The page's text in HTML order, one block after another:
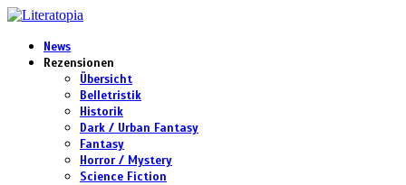
News
Rezensionen
Übersicht
Belletristik
Historik
Dark / Urban Fantasy
Fantasy
Horror / Mystery
Science Fiction